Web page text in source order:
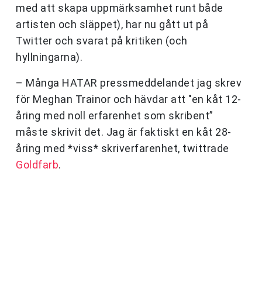
med att skapa uppmärksamhet runt både
artisten och släppet), har nu gått ut på
Twitter och svarat på kritiken (och
hyllningarna).
– Många HATAR pressmeddelandet jag skrev
för Meghan Trainor och hävdar att "en kåt 12-
åring med noll erfarenhet som skribent”
måste skrivit det. Jag är faktiskt en kåt 28-
åring med *viss* skriverfarenhet, twittrade
Goldfarb.